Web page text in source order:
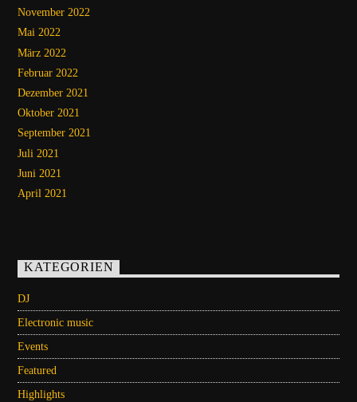
November 2022
Mai 2022
März 2022
Februar 2022
Dezember 2021
Oktober 2021
September 2021
Juli 2021
Juni 2021
April 2021
KATEGORIEN
DJ
Electronic music
Events
Featured
Highlights